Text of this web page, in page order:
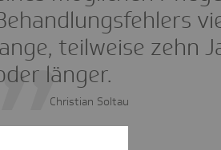
teilweise zehn
länger.
Christian Soltau